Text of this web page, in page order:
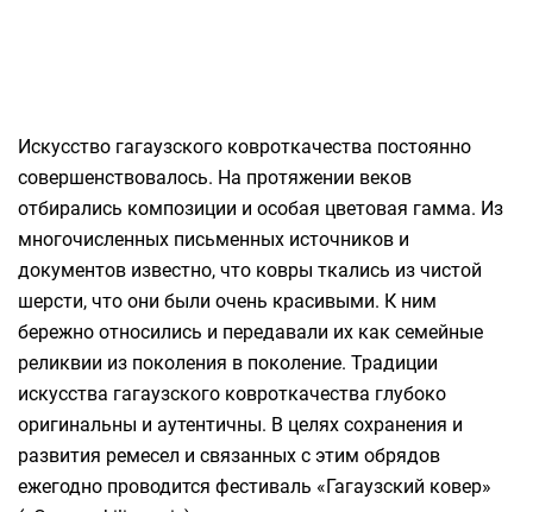
Искусство гагаузского ковроткачества постоянно
совершенствовалось. На протяжении веков
отбирались композиции и особая цветовая гамма. Из
многочисленных письменных источников и
документов известно, что ковры ткались из чистой
шерсти, что они были очень красивыми. К ним
бережно относились и передавали их как семейные
реликвии из поколения в поколение. Традиции
искусства гагаузского ковроткачества глубоко
оригинальны и аутентичны. В целях сохранения и
развития ремесел и связанных с этим обрядов
ежегодно проводится фестиваль «Гагаузский ковер»